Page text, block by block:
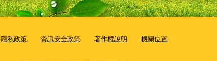
隱私政策 資訊安全政策 著作權說明 機關位置